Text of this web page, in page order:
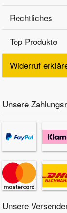
Rechtliches
Top Produkte
Widerruf
Unsere
Unsere